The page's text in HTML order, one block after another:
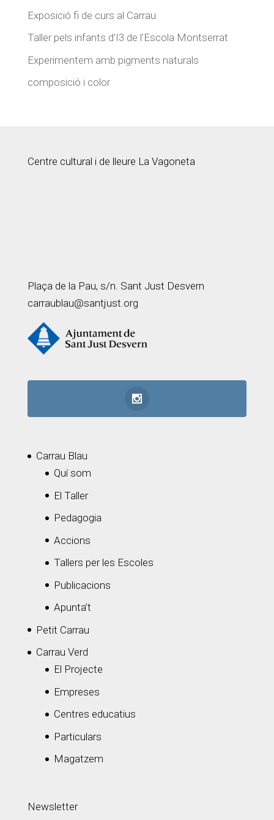
Exposició fi de curs al Carrau
Taller pels infants d’I3 de l’Escola Montserrat
Experimentem amb pigments naturals
composició i color
Centre cultural i de lleure La Vagoneta
Plaça de la Pau, s/n. Sant Just Desvern
carraublau@santjust.org
Carrau Blau
Quí som
El Taller
Pedagogia
Accions
Tallers per les Escoles
Publicacions
Apunta’t
Petit Carrau
Carrau Verd
El Projecte
Empreses
Centres educatius
Particulars
Magatzem
Newsletter